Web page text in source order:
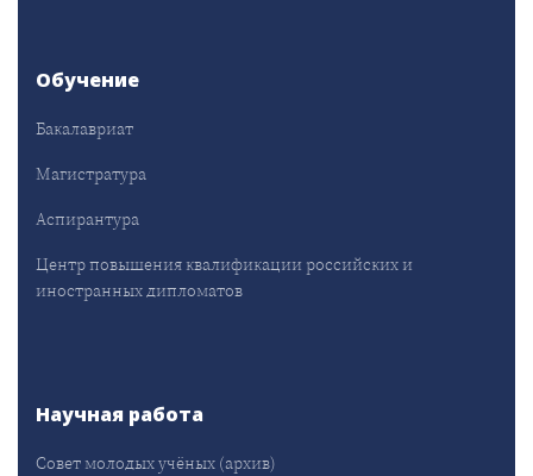
Обучение
Бакалавриат
Магистратура
Аспирантура
Центр повышения квалификации российских и
иностранных дипломатов
Научная работа
Совет молодых учёных (архив)